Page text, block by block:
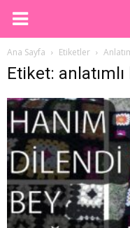
Ana Sayfa Etiketler
Etiket: anlatımlı